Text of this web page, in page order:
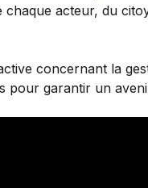
acteur, du
concernant la
pour garantir un